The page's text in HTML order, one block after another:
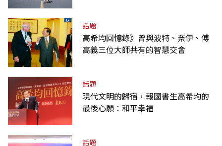
話題
高希均回憶錄》曾與波特、奈伊、傅
高義三位大師共有的智慧交會
話題
現代文明的歸宿，報國書生高希均的
最後心願：和平幸福
話題